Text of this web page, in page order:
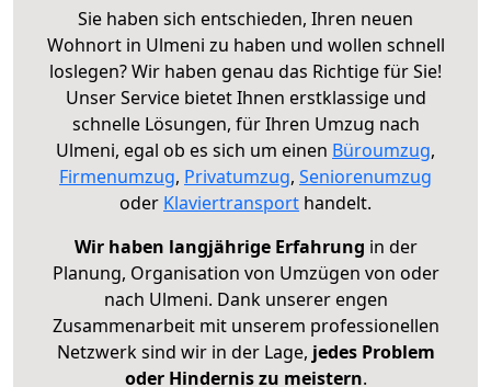
Sie haben sich entschieden, Ihren neuen
Wohnort in Ulmeni zu haben und wollen schnell
loslegen? Wir haben genau das Richtige für Sie!
Unser Service bietet Ihnen erstklassige und
schnelle Lösungen, für Ihren Umzug nach
Ulmeni, egal ob es sich um einen Büroumzug,
Firmenumzug, Privatumzug, Seniorenumzug
oder Klaviertransport handelt.
Wir haben langjährige Erfahrung in der
Planung, Organisation von Umzügen von oder
nach Ulmeni. Dank unserer engen
Zusammenarbeit mit unserem professionellen
Netzwerk sind wir in der Lage, jedes Problem
oder Hindernis zu meistern.